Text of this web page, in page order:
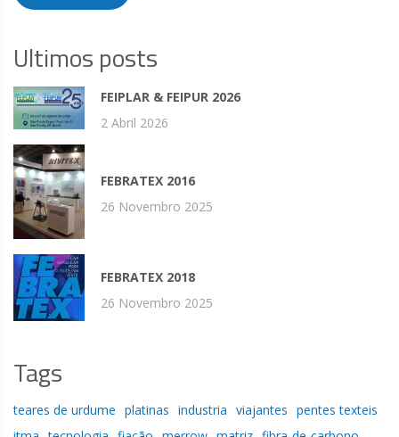
Ultimos posts
FEIPLAR & FEIPUR 2026
2 Abril 2026
FEBRATEX 2016
26 Novembro 2025
FEBRATEX 2018
26 Novembro 2025
Tags
teares de urdume platinas industria viajantes pentes texteis